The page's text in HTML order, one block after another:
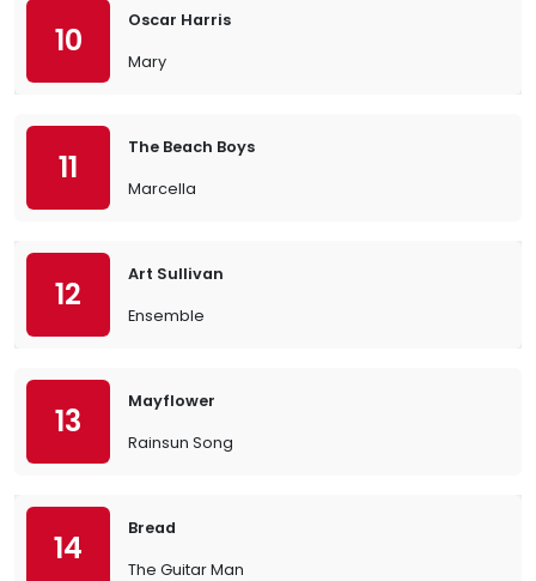
10
Oscar Harris
Mary
11
The Beach Boys
Marcella
12
Art Sullivan
Ensemble
13
Mayflower
Rainsun Song
14
Bread
The Guitar Man